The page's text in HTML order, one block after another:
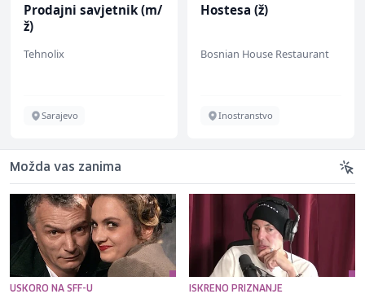
Prodajni savjetnik (m/
ž)
Tehnolix
Sarajevo
Hostesa (ž)
Bosnian House Restaurant
Inostranstvo
Možda vas zanima
USKORO NA SFF-U ISKRENO PRIZNANJE